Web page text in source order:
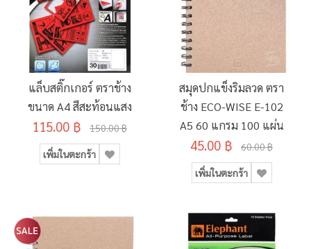
แล็บสติ๊กเกอร์ ตราช้าง
ขนาด A4 สีสะท้อนแสง
115.00 ฿ 150.00 ฿
เพิ่มในตะกร้า
สมุดปกแข็งริมลวด ตรา
ช้าง ECO-WISE E-102
A5 60 แกรม 100 แผ่น
45.00 ฿ 60.00 ฿
เพิ่มในตะกร้า